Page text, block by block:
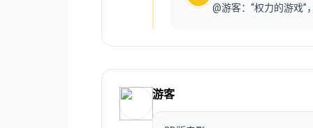
@游客：“权力的游戏”
游客